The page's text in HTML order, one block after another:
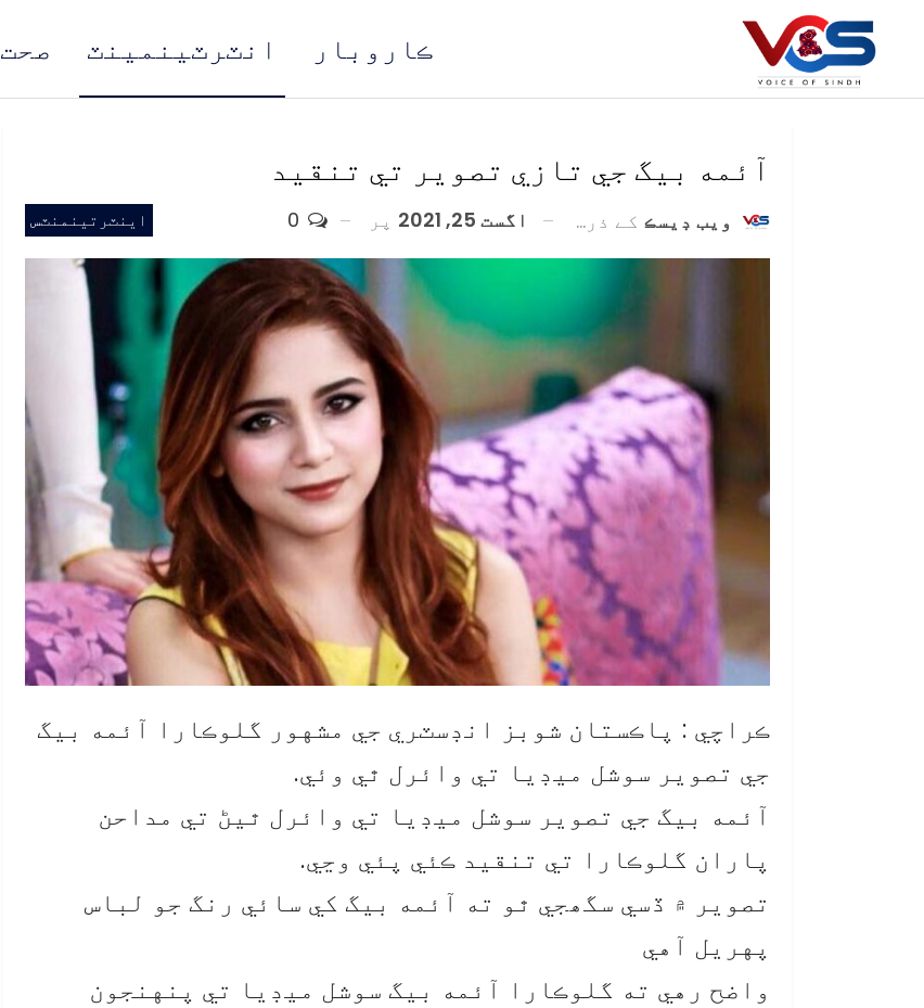
صحت انٽرٽينمينٽ ڪاروبار
آئمه بيگ جي تازي تصوير تي تنقيد
اينٽرتينمنٽس ويب ڊيسڪ کے ذریعہ اگست 25, 2021 پر
ڪراچي : پاڪستان شوبز انڊسٽري جي مشهور گلوڪارا آئمه بيگ
جي تصوير سوشل ميڊيا تي وائرل ٿي وئي.
آئمه بيگ جي تصوير سوشل ميڊيا تي وائرل ٿيڻ تي مداحن
پاران گلوڪارا تي تنقيد ڪئي پئي وڃي.
تصوير ۾ ڏسي سگھجي ٿو ته آئمه بيگ کي سائي رنگ جو لباس
پهريل آهي
واضح رهي ته گلوڪارا آئمه بيگ سوشل ميڊيا تي پنهنجون